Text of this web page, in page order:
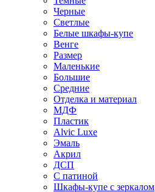
Черные
Светлые
Белые шкафы-купе
Венге
Размер
Маленькие
Большие
Средние
Отделка и материал
МДФ
Пластик
Alvic Luxe
Эмаль
Акрил
ДСП
С патиной
Шкафы-купе с зеркалом